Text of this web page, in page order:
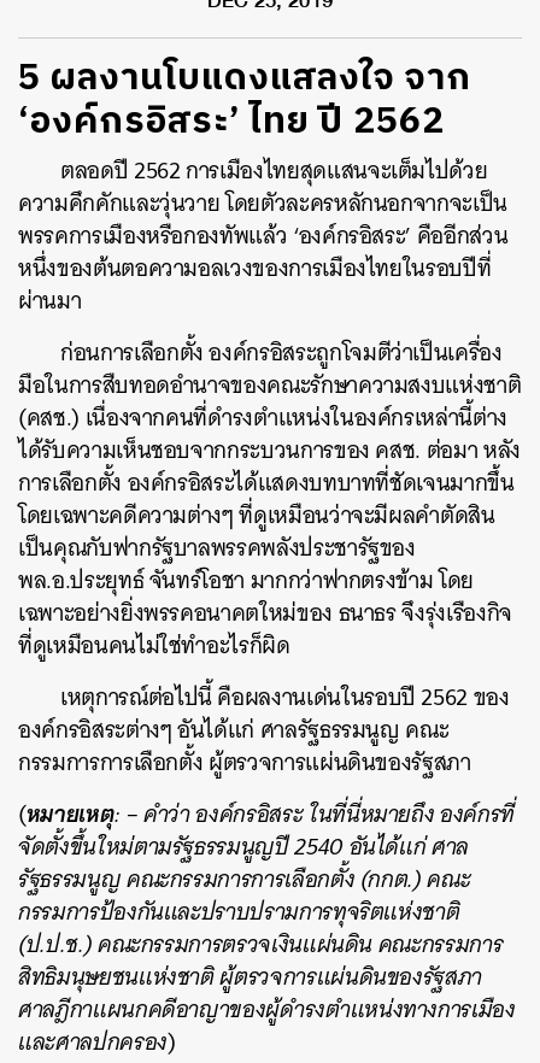
DEC 25, 2019
5 ผลงานโบแดงแสลงใจ จาก
‘องค์กรอิสระ’ ไทย ปี 2562
ตลอดปี 2562 การเมืองไทยสุดแสนจะเต็มไปด้วย
ความคึกคักและวุ่นวาย โดยตัวละครหลักนอกจากจะเป็น
พรรคการเมืองหรือกองทัพแล้ว ‘องค์กรอิสระ’ คืออีกส่วน
หนึ่งของต้นตอความอลเวงของการเมืองไทยในรอบปีที่
ผ่านมา
ก่อนการเลือกตั้ง องค์กรอิสระถูกโจมตีว่าเป็นเครื่อง
มือในการสืบทอดอำนาจของคณะรักษาความสงบแห่งชาติ
(คสช.) เนื่องจากคนที่ดำรงตำแหน่งในองค์กรเหล่านี้ต่าง
ได้รับความเห็นชอบจากกระบวนการของ คสช. ต่อมา หลัง
การเลือกตั้ง องค์กรอิสระได้แสดงบทบาทที่ชัดเจนมากขึ้น
โดยเฉพาะคดีความต่างๆ ที่ดูเหมือนว่าจะมีผลคำตัดสิน
เป็นคุณกับฟากรัฐบาลพรรคพลังประชารัฐของ
พล.อ.ประยุทธ์ จันทร์โอชา มากกว่าฟากตรงข้าม โดย
เฉพาะอย่างยิ่งพรรคอนาคตใหม่ของ ธนาธร จึงรุ่งเรืองกิจ
ที่ดูเหมือนคนไม่ใช่ทำอะไรก็ผิด
เหตุการณ์ต่อไปนี้ คือผลงานเด่นในรอบปี 2562 ของ
องค์กรอิสระต่างๆ อันได้แก่ ศาลรัฐธรรมนูญ คณะ
กรรมการการเลือกตั้ง ผู้ตรวจการแผ่นดินของรัฐสภา
(หมายเหตุ: – คำว่า องค์กรอิสระ ในที่นี่หมายถึง องค์กรที่
จัดตั้งขึ้นใหม่ตามรัฐธรรมนูญปี 2540 อันได้แก่ ศาล
รัฐธรรมนูญ คณะกรรมการการเลือกตั้ง (กกต.) คณะ
กรรมการป้องกันและปราบปรามการทุจริตแห่งชาติ
(ป.ป.ช.) คณะกรรมการตรวจเงินแผ่นดิน คณะกรรมการ
สิทธิมนุษยชนแห่งชาติ ผู้ตรวจการแผ่นดินของรัฐสภา
ศาลฎีกาแผนกคดีอาญาของผู้ดำรงตำแหน่งทางการเมือง
และศาลปกครอง)